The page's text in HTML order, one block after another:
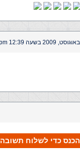
הכנס כדי לשלוח תשובה